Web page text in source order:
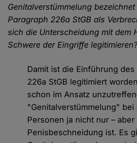
Genitalverstümmelung
Paragraph 226a StGB als
sich die Unterscheidung mit dem
Schwere der Eingriffe
Damit ist die Einführung des
226a StGB legitimiert
schon im Ansatz
"Genitalverstümmelung" bei
Personen ja nicht nur – aber
Penisbeschneidung ist. Es